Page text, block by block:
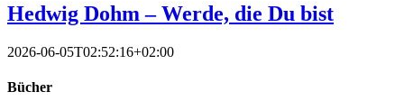
Hedwig Dohm – Werde, die Du bist
2026-06-05T02:52:16+02:00
Bücher